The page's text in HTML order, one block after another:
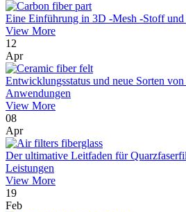
Eine Einführung in 3D -Mesh -Stoff
View More
12
Apr
Entwicklungsstatus und neue Sorten
Anwendungen
View More
08
Apr
Der ultimative Leitfaden für
Leistungen
View More
19
Feb